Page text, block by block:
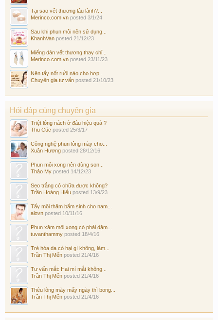
Tại sao vết thương lâu lành?...
Merinco.com.vn posted 3/1/24
Sau khi phun môi nên sử dụng...
KhanhVan posted 21/12/23
Miếng dán vết thương thay chỉ...
Merinco.com.vn posted 23/11/23
Nên tẩy nốt ruồi nào cho hợp...
Chuyên gia tư vấn posted 21/10/23
Hỏi đáp cùng chuyên gia
Triệt lông nách ở đâu hiệu quả ?
Thu Cúc posted 25/3/17
Công nghệ phun lông mày cho...
Xuân Hương posted 28/12/16
Phun môi xong nên dùng son...
Thảo My posted 14/12/23
Sẹo trắng có chữa được không?
Trần Hoàng Hiếu posted 13/9/23
Tẩy môi thâm bẩm sinh cho nam...
alovn posted 10/11/16
Phun xăm môi xong có phải dặm...
tuvanthammy posted 18/4/16
Trẻ hóa da có hại gì không, làm...
Trần Thị Mến posted 21/4/16
Tư vấn mắt: Hai mí mắt không...
Trần Thị Mến posted 21/4/16
Thêu lông mày mấy ngày thì bong...
Trần Thị Mến posted 21/4/16